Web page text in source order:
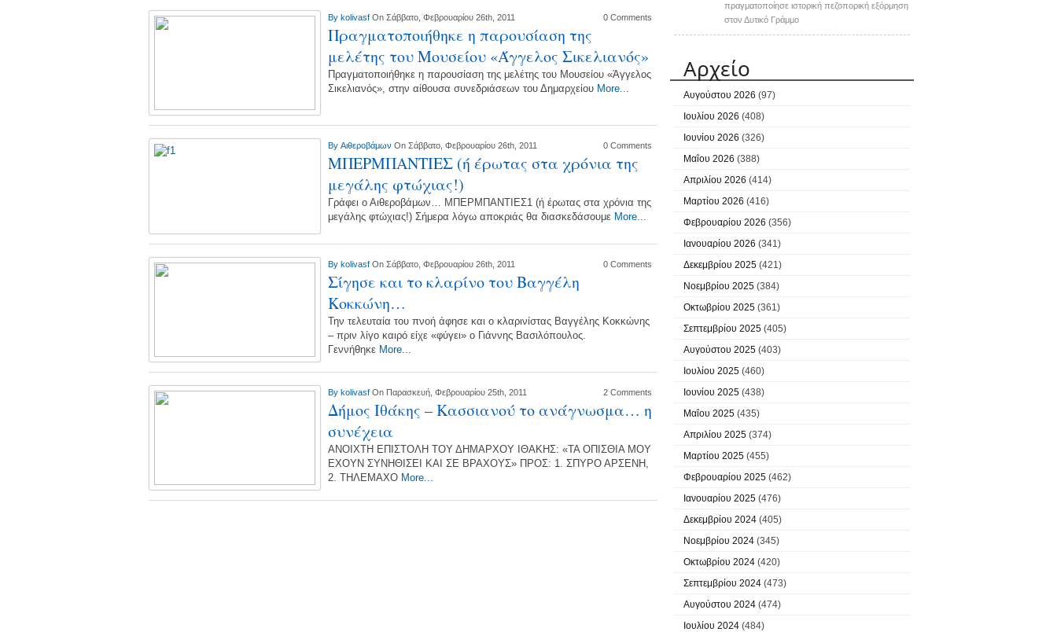
By kolivasf On Σάββατο, Φεβρουαρίου 26th, 2011 0 Comments
Πραγματοποιήθηκε η παρουσίαση της
μελέτης του Μουσείου «Άγγελος Σικελιανός»
Πραγματοποιήθηκε η παρουσίαση της μελέτης του Μουσείου «Άγγελος
Σικελιανός», στην αίθουσα συνεδριάσεων του Δημαρχείου More...
By Αιθεροβάμων On Σάββατο, Φεβρουαρίου 26th, 2011 0 Comments
ΜΠΕΡΜΠΑΝΤΙΕΣ (ή έρωτας στα χρόνια της
μεγάλης φτώχιας!)
Γράφει ο Αιθεροβάμων… ΜΠΕΡΜΠΑΝΤΙΕΣ1 (ή έρωτας στα χρόνια της
μεγάλης φτώχιας!) Σήμερα λόγω αποκριάς θα διασκεδάσουμε More...
By kolivasf On Σάββατο, Φεβρουαρίου 26th, 2011 0 Comments
Σίγησε και το κλαρίνο του Βαγγέλη
Κοκκώνη…
Την τελευταία του πνοή άφησε και ο κλαρινίστας Βαγγέλης Κοκκώνης
– πριν λίγο καιρό είχε «φύγει» ο Γιάννης Βασιλόπουλος.
Γεννήθηκε More...
By kolivasf On Παρασκευή, Φεβρουαρίου 25th, 2011 2 Comments
Δήμος Ιθάκης – Κασσιανού το ανάγνωσμα… η
συνέχεια
ΑΝΟΙΧΤΗ ΕΠΙΣΤΟΛΗ ΤΟΥ ΔΗΜΑΡΧΟΥ ΙΘΑΚΗΣ: «ΤΑ ΟΠΙΣΘΙΑ ΜΟΥ
ΕΧΟΥΝ ΣΥΝΗΘΙΣΕΙ ΚΑΙ ΣΕ ΒΡΑΧΟΥΣ» ΠΡΟΣ: 1. ΣΠΥΡΟ ΑΡΣΕΝΗ,
2. ΤΗΛΕΜΑΧΟ More...
πραγματοποίησε ιστορική πεζοπορική εξόρμηση
στον Δυτικό Γράμμο
Αρχείο
Αυγούστου 2026 (97)
Ιουλίου 2026 (408)
Ιουνίου 2026 (326)
Μαΐου 2026 (388)
Απριλίου 2026 (414)
Μαρτίου 2026 (416)
Φεβρουαρίου 2026 (356)
Ιανουαρίου 2026 (341)
Δεκεμβρίου 2025 (421)
Νοεμβρίου 2025 (384)
Οκτωβρίου 2025 (361)
Σεπτεμβρίου 2025 (405)
Αυγούστου 2025 (403)
Ιουλίου 2025 (460)
Ιουνίου 2025 (438)
Μαΐου 2025 (435)
Απριλίου 2025 (374)
Μαρτίου 2025 (455)
Φεβρουαρίου 2025 (462)
Ιανουαρίου 2025 (476)
Δεκεμβρίου 2024 (405)
Νοεμβρίου 2024 (345)
Οκτωβρίου 2024 (420)
Σεπτεμβρίου 2024 (473)
Αυγούστου 2024 (474)
Ιουλίου 2024 (484)